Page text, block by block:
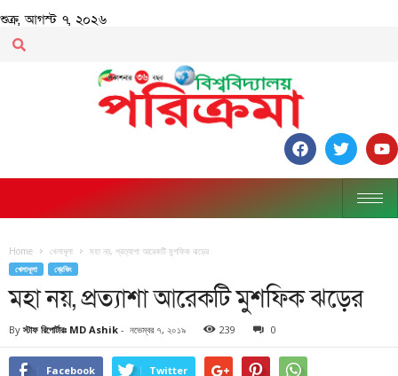
শুক্র, আগস্ট ৭, ২০২৬
Home খেলাধূলা মহা নয়, প্রত্যাশা আরেকটি মুশফিক ঝড়ের
খেলাধূলা ব্রেকিং
মহা নয়, প্রত্যাশা আরেকটি মুশফিক ঝড়ের
By স্টাফ রিপোর্টারঃ MD Ashik - নভেম্বর ৭, ২০১৯ 239 0
Facebook Twitter